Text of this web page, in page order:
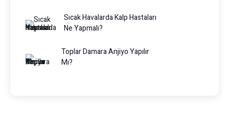
Sıcak Havalarda Kalp Hastaları
Ne Yapmalı?
Toplar Damara Anjiyo Yapılır
Mı?